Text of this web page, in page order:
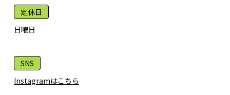
定休日
日曜日
SNS
Instagramはこちら